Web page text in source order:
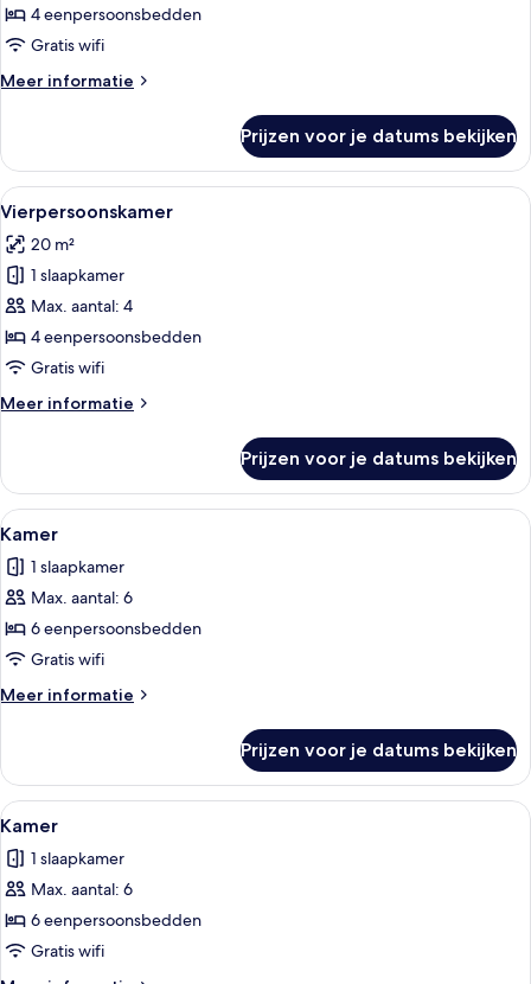
4 eenpersoonsbedden
Gratis wifi
Meer informatie
Meer
Prijzen voor je datums bekijken
Alle
foto's
voor
Vierpersoonskamer
laden
Een smalle gang met vier
4
Vierpersoonskamer
20 m²
1 slaapkamer
Max. aantal: 4
4 eenpersoonsbedden
Gratis wifi
Meer informatie
Meer
Prijzen voor je datums bekijken
Alle
foto's
voor
Kamer
laden
Een slaapzaal met stapelbedden,
8
Kamer
1 slaapkamer
Max. aantal: 6
6 eenpersoonsbedden
Gratis wifi
Meer informatie
Meer
Prijzen voor je datums bekijken
Alle
foto's
voor
Kamer
laden
Een gang met stapelbedden, elk
8
Kamer
1 slaapkamer
Max. aantal: 6
6 eenpersoonsbedden
Gratis wifi